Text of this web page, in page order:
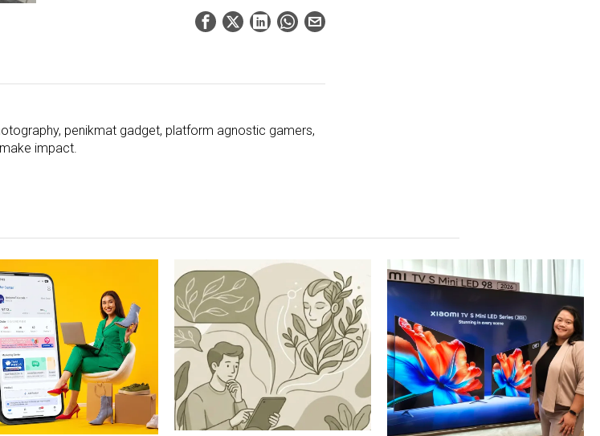
penikmat gadget, platform agnostic gamers,
impact.